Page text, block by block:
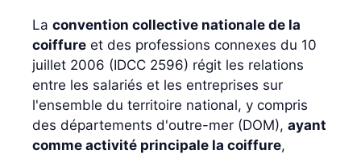
La convention collective nationale de la
coiffure et des professions connexes du 10
juillet 2006 (IDCC 2596) régit les relations
entre les salariés et les entreprises sur
l'ensemble du territoire national, y compris
des départements d'outre-mer (DOM), ayant
comme activité principale la coiffure,